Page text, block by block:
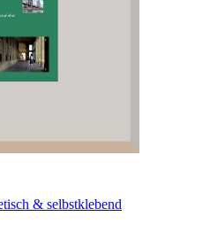
& selbstklebend